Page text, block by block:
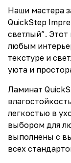
Наши мастера
QuickStep
светлый”. Этот
любым
текстуре и
уюта и
Ламинат
легкостью в
выбором для
выполнены с
всех